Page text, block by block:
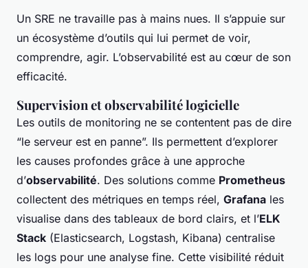
Un SRE ne travaille pas à mains nues. Il s’appuie sur
un écosystème d’outils qui lui permet de voir,
comprendre, agir. L’observabilité est au cœur de son
efficacité.
Supervision et observabilité logicielle
Les outils de monitoring ne se contentent pas de dire
“le serveur est en panne”. Ils permettent d’explorer
les causes profondes grâce à une approche
d’observabilité. Des solutions comme Prometheus
collectent des métriques en temps réel, Grafana les
visualise dans des tableaux de bord clairs, et l’ELK
Stack (Elasticsearch, Logstash, Kibana) centralise
les logs pour une analyse fine. Cette visibilité réduit